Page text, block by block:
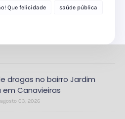
Que felicidade saúde pública
drogas no bairro Jardim
em Canavieiras
03, 2026